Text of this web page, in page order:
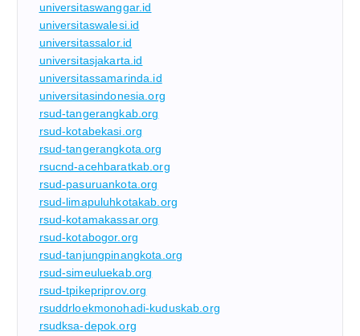
universitaswanggar.id
universitaswalesi.id
universitassalor.id
universitasjakarta.id
universitassamarinda.id
universitasindonesia.org
rsud-tangerangkab.org
rsud-kotabekasi.org
rsud-tangerangkota.org
rsucnd-acehbaratkab.org
rsud-pasuruankota.org
rsud-limapuluhkotakab.org
rsud-kotamakassar.org
rsud-kotabogor.org
rsud-tanjungpinangkota.org
rsud-simeuluekab.org
rsud-tpikepriprov.org
rsuddrloekmonohadi-kuduskab.org
rsudksa-depok.org